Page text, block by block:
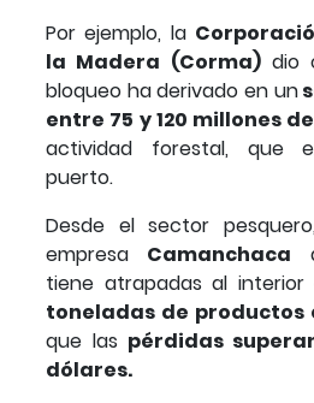
Por ejemplo, la
la Madera (Corma)dio
bloqueo ha derivado en un
entre 75 y 120 millones
actividad forestal, que
puerto.
Desde el sector
empresa Camanchaca
tiene atrapadas al
toneladas de productos
que las pérdidas
dólares.